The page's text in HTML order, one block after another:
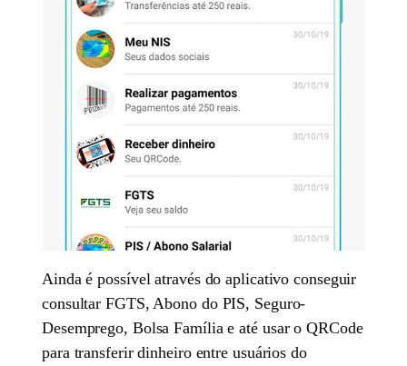
Ainda é possível através do aplicativo conseguir
consultar FGTS, Abono do PIS, Seguro-
Desemprego, Bolsa Família e até usar o QRCode
para transferir dinheiro entre usuários do